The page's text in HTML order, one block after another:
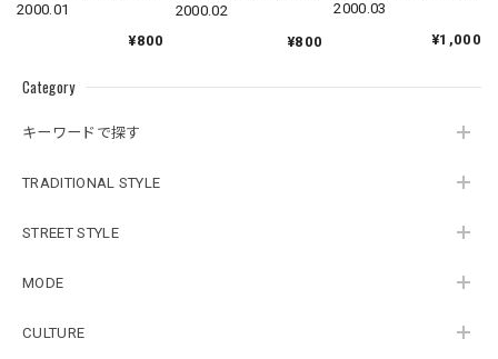
Category
キーワードで探す
TRADITIONAL STYLE
STREET STYLE
MODE
CULTURE
2000.01
¥800
2000.02
¥800
2000.03
¥1,000